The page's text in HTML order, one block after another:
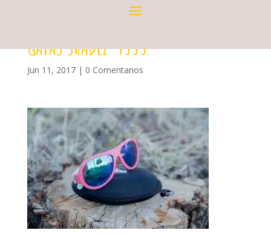
GAFAS SHADEZ-9333
Jun 11, 2017| 0 Comentarios